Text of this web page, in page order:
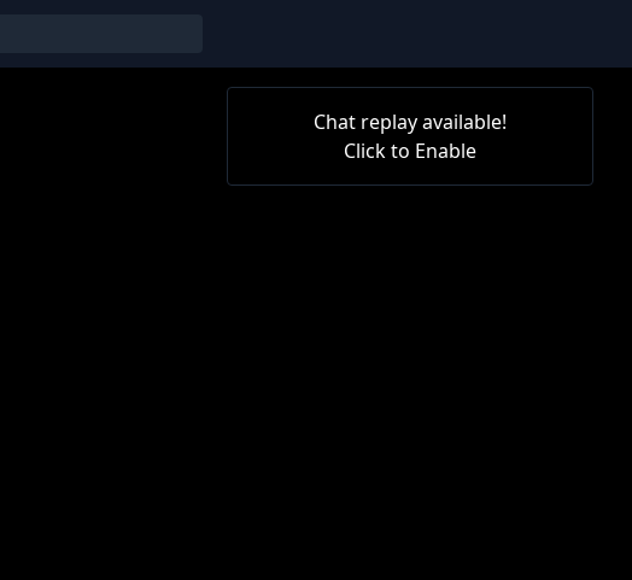
Chat replay available!
Click to Enable